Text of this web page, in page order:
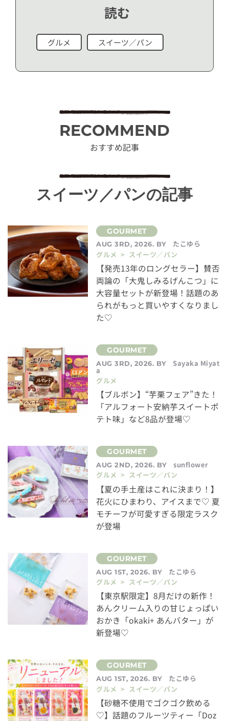
読む
グルメ スイーツ／パン
RECOMMEND
おすすめ記事
スイーツ／パンの記事
AUG 3RD, 2026. BY
たこゆら
グルメ > スイーツ／パン
【発売13年のロングセラー】賛否
両論の「大鬼しみるげんこつ」に
大容量セットが新登場！話題のあ
られがもっと買いやすくなりまし
た♡
AUG 3RD, 2026. BY Sayaka Miyat
a
グルメ
【ブルボン】“芋栗フェア”きた！
「アルフォート安納芋スイートポ
テト味」など8品が登場♡
AUG 2ND, 2026. BY
sunflower
グルメ > スイーツ／パン
【夏の手土産はこれに決まり！】
花火にひまわり、アイスまで♡ 夏
モチーフが可愛すぎる限定ラスク
が登場
AUG 1ST, 2026. BY
たこゆら
グルメ > スイーツ／パン
【東京駅限定】8月だけの新作！
あんクリーム入りの甘じょっぱい
おかき「okaki+ あんバター」が
新登場♡
AUG 1ST, 2026. BY
たこゆら
グルメ > スイーツ／パン
【砂糖不使用でゴクゴク飲める
♡】話題のフルーツティー「Doz